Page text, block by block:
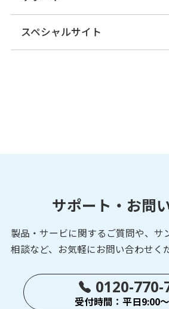
スペシャルサイト
サポート・お問
製品・サービに関するご質問や、サ
相談など、お気軽にお問い合わせく
0120-770-
受付時間：平日9:00